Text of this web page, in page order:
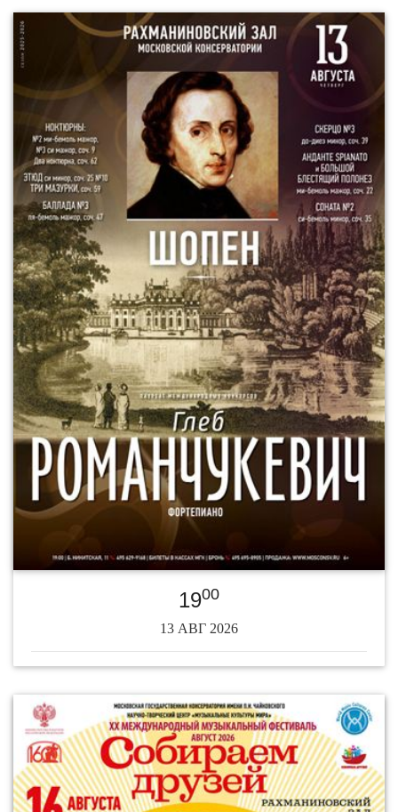
1900
13 АВГ 2026